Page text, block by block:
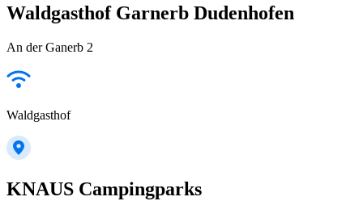
Waldgasthof Garnerb Dudenhofen
An der Ganerb 2
Waldgasthof
KNAUS Campingparks